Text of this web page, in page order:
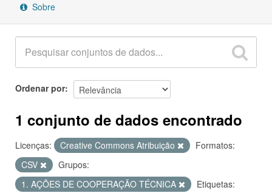
Sobre
Ordenar por
1 conjunto de dados encontrado
Licenças: Creative Commons Atribuição
Formatos:
CSV
Grupos:
1. AÇÕES DE COOPERAÇÃO TÉCNICA
Etiquetas: